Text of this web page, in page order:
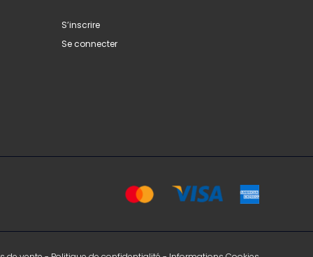
S’inscrire
Se connecter